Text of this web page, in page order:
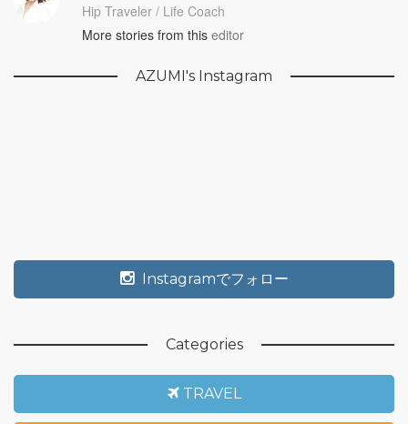
Hip Traveler / Life Coach
More stories from this editor
AZUMI's Instagram
Instagramでフォロー
Categories
TRAVEL